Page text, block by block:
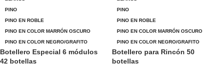
PINO
PINO EN ROBLE
PINO EN COLOR MARRÓN OSCURO
PINO EN COLOR NEGRO/GRAFITO
Botellero Especial 6 módulos
42 botellas
PINO
PINO EN ROBLE
PINO EN COLOR MARRÓN OSCURO
PINO EN COLOR NEGRO/GRAFITO
Botellero para Rincón 50
botellas